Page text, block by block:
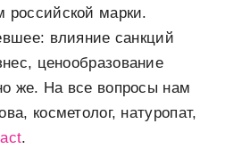
марки.
влияние санкций
ценообразование
же. На все вопросы нам
косметолог, натуропат,
.